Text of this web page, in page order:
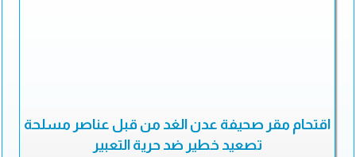
اقتحام مقر صحيفة عدن الغد من قبل عناصر مسلحة
تصعيد خطير ضد حرية التعبير